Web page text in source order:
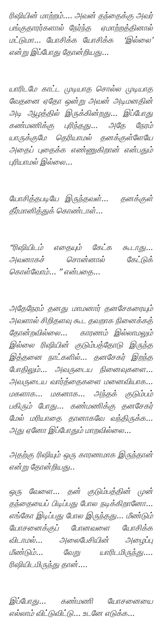
ரிஷியின் மாற்றம்…. அவன் தந்தைக்கு அவர்
பங்குதாரர்களால் நேர்ந்த  ஏமாற்றத்தினால்
மட்டுமா… யோசிக்க யோசிக்க  ‘இல்லை’
என்று இப்போது தோன்றியது…
யாரிடமே காட்ட முடியாத சொல்ல முடியாத
வேதனை ஏதோ ஒன்று அவன் அடிமனதின்
அடி ஆழத்தில் இருக்கின்றது… இப்போது
கண்மணிக்கு புரிந்தது… அதே நேரம்
யாருக்குமே தெரியாமல் தனக்குள்ளேயே
அதைப் புதைக்க எண்ணுகிறான் என்பதும்
புரியாமல் இல்லை…
யோசித்தபடியே இருந்தவள்…  தனக்குள்
தீர்மானித்துக் கொண்டாள்…
“ரிஷியிடம் எதையும் கேட்க கூடாது…
அவனாகச் சொன்னால் கேட்டுக்
கொள்வோம்… ” என்பதை…
அதேநேரம் தனது மாமனார் தனசேகரையும்
அவளால் சிறிதளவு கூட தவறாக நினைக்கத்
தோன்றவில்லை…  காரணம் இல்லாமலும்
இல்லை ரிஷியின் குடும்பத்தோடு இருந்த
இத்தனை நாட்களில்… தனசேகர் இறந்த
போதிலும்… அவருடைய நினைவுகளை…
அவருடைய வார்த்தைகளை மனைவியாக…
மகளாக… மகனாக… அந்தக் குடும்பம்
பகிரும் போது… கண்மணிக்கு தனசேகர்
மேல் மரியாதை தானாகவே வந்திருக்க…
அது ஏனோ இப்போதும் மாறவில்லை…
அதற்கு ரிஷியும் ஒரு காரணமாக இருந்தான்
என்று தோன்றியது..
ஒரு வேளை… தன் குடும்பத்தின் முன்
தந்தையைப் பிடிப்பது போல நடிக்கிறானோ…
எங்கோ இடிப்பது போல இருந்தது… மீண்டும்
யோசனைக்குப் போனவளை யோசிக்க
விடாமல்… அலைபேசியின் அழைப்பு
மீண்டும்… வேறு யாரிடமிருந்து….
ரிஷியிடமிருந்து தான்….
இப்போது… கண்மணி யோசனையை
எல்லாம் விட்டுவிட்டு… உடனே எடுக்க…